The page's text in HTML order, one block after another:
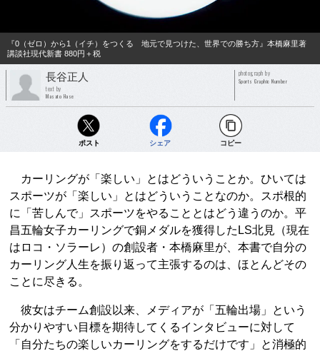
『0（ゼロ）から1（イチ）をつくる 地元で見つけた、世界での勝ち方』本橋麻里著
講談社現代新書 880円＋税
長谷正人
text by
Masato Hase
photograph by
Sports Graphic Number
ポスト シェア コピー
カーリングが「楽しい」とはどういうことか。ひいては
スポーツが「楽しい」とはどういうことなのか。スポ根的
に「苦しんで」スポーツをやることとはどう違うのか。平
昌五輪女子カーリングで銅メダルを獲得したLS北見（現在
はロコ・ソラーレ）の創設者・本橋麻里が、本書で自分の
カーリング人生を振り返って主張するのは、ほとんどその
ことに尽きる。
彼女はチーム創設以来、メディアが「五輪出場」という
分かりやすい目標を期待してくるインタビューに対して
「自分たちの楽しいカーリングをするだけです」と消極的